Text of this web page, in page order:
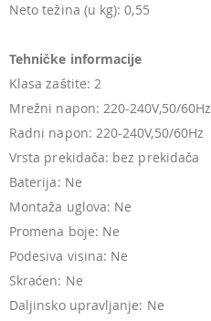
Neto težina (u kg): 0,55
Tehničke informacije
Klasa zaštite: 2
Mrežni napon: 220-240V,50/60Hz
Radni napon: 220-240V,50/60Hz
Vrsta prekidača: bez prekidača
Baterija: Ne
Montaža uglova: Ne
Promena boje: Ne
Podesiva visina: Ne
Skraćen: Ne
Daljinsko upravljanje: Ne